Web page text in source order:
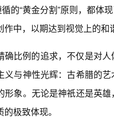
循的“黄金分割”原则，都体
中，以期达到视觉上的和
确比例的追求，不仅是对
义与神性光辉：古希腊的
形象。无论是神祇还是英
极致体现。